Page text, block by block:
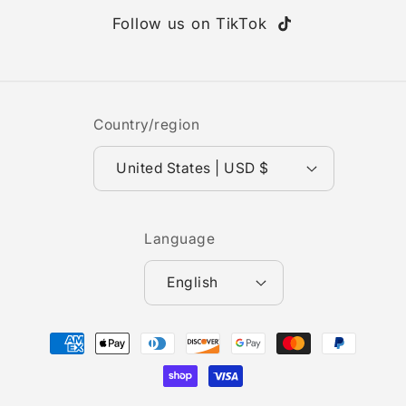
Follow us on TikTok
TikTok
Country/region
United States | USD $
Language
English
Payment
methods